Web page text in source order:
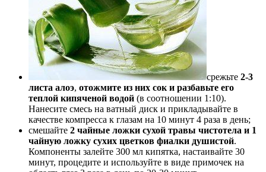
срежьте 2-3
листа алоэ, отожмите из них сок и разбавьте его
теплой кипяченой водой (в соотношении 1:10).
Нанесите смесь на ватный диск и прикладывайте в
качестве компресса к глазам на 10 минут 4 раза в день;
смешайте 2 чайные ложки сухой травы чистотела и 1
чайную ложку сухих цветков фиалки душистой.
Компоненты залейте 300 мл кипятка, настаивайте 30
минут, процедите и используйте в виде примочек на